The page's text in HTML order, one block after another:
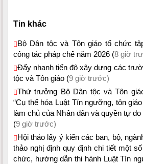
Tin khác
Bộ Dân tộc và Tôn giáo tổ chức
công tác pháp chế năm 2026 (8 giờ
Đẩy nhanh tiến độ xây dựng các
tộc và Tôn giáo (9 giờ trước)
Thứ trưởng Bộ Dân tộc và Tôn
“Cụ thể hóa Luật Tín ngưỡng, tôn
làm chủ của Nhân dân và quyền tự
(9 giờ trước)
Hội thảo lấy ý kiến các ban, bộ,
thảo nghị định quy định chi tiết một
chức, hướng dẫn thi hành Luật Tín